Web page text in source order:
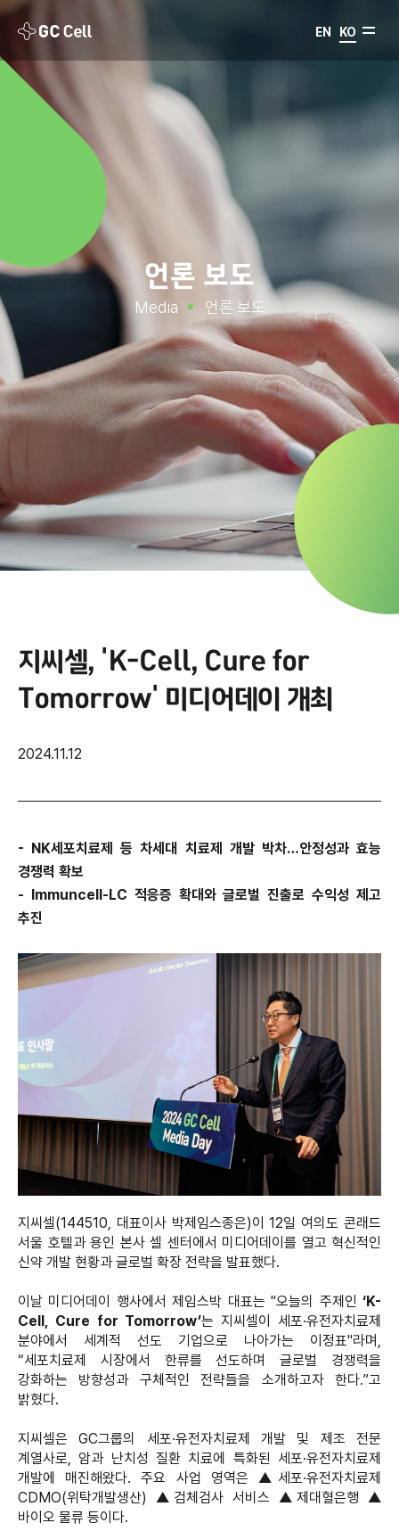
EN KO
언론 보도
Media 언론 보도
지씨셀, 'K-Cell, Cure for
Tomorrow' 미디어데이 개최
2024.11.12
- NK세포치료제 등 차세대 치료제 개발 박차…안정성과 효능
경쟁력 확보
- Immuncell-LC 적응증 확대와 글로벌 진출로 수익성 제고
추진
지씨셀(144510, 대표이사 박제임스종은)이 12일 여의도 콘래드
서울 호텔과 용인 본사 셀 센터에서 미디어데이를 열고 혁신적인
신약 개발 현황과 글로벌 확장 전략을 발표했다.
이날 미디어데이 행사에서 제임스박 대표는 "오늘의 주제인 ‘K-
Cell, Cure for Tomorrow’는 지씨셀이 세포·유전자치료제
분야에서 세계적 선도 기업으로 나아가는 이정표"라며,
“세포치료제 시장에서 한류를 선도하며 글로벌 경쟁력을
강화하는 방향성과 구체적인 전략들을 소개하고자 한다.”고
밝혔다.
지씨셀은 GC그룹의 세포·유전자치료제 개발 및 제조 전문
계열사로, 암과 난치성 질환 치료에 특화된 세포·유전자치료제
개발에 매진해왔다. 주요 사업 영역은 ▲세포·유전자치료제
CDMO(위탁개발생산) ▲검체검사 서비스 ▲제대혈은행 ▲
바이오 물류 등이다.